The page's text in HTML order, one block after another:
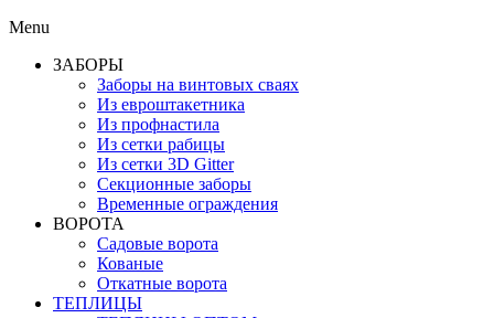
Menu
ЗАБОРЫ
Заборы на винтовых сваях
Из евроштакетника
Из профнастила
Из сетки рабицы
Из сетки 3D Gitter
Секционные заборы
Временные ограждения
ВОРОТА
Садовые ворота
Кованые
Откатные ворота
ТЕПЛИЦЫ